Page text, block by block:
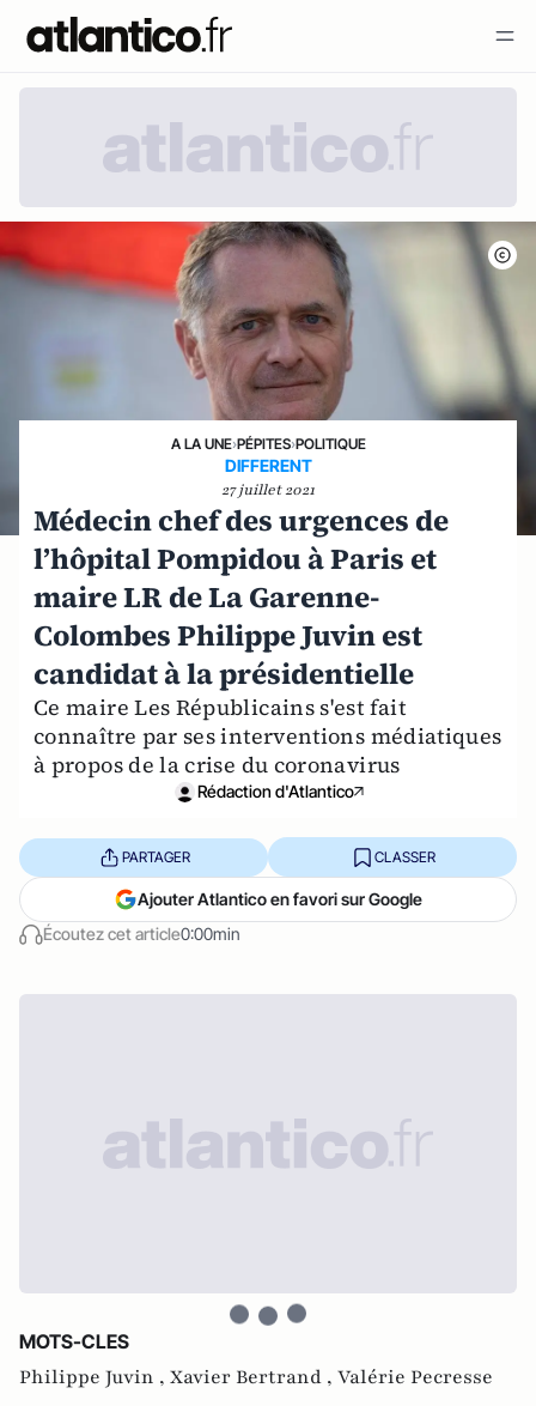
A LA UNE›PÉPITES›POLITIQUE
DIFFERENT
27 juillet 2021
Médecin chef des urgences de
l’hôpital Pompidou à Paris et
maire LR de La Garenne-
Colombes Philippe Juvin est
candidat à la présidentielle
Ce maire Les Républicains s'est fait
connaître par ses interventions médiatiques
à propos de la crise du coronavirus
Rédaction d'Atlantico
Écoutez cet article0:00min
PARTAGER CLASSER
Ajouter Atlantico en favori sur Google
MOTS-CLES
Philippe Juvin , Xavier Bertrand , Valérie Pecresse